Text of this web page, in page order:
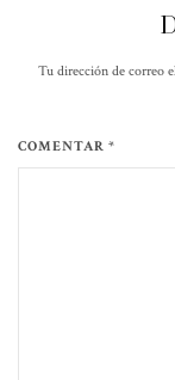
Tu dirección de correo
COMENTAR *